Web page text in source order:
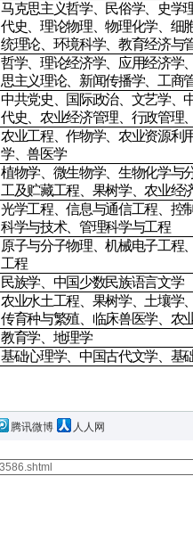
马克思主义哲学、民俗学、史学
代史、理论物理、物理化学、细
统理论、环境科学、教育经济与
哲学、理论经济学、应用经济学
思主义理论、新闻传播学、工商
中共党史、国际政治、文艺学、
代史、农业经济管理、行政管理
农业工程、作物学、农业资源利
学、兽医学
植物学、微生物学、生物化学与
工及贮藏工程、果树学、农业经
光学工程、信息与通信工程、控
科学与技术、管理科学与工程
原子与分子物理、机械电子工程
工程
民族学、中国少数民族语言文学
农业水土工程、果树学、土壤学
传育种与繁殖、临床兽医学、农
教育学、地理学
基础心理学、中国古代文学、基
腾讯微博 人人网